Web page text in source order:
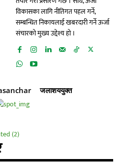
विकासका लागि नीतिगत पहल गर्ने,
सम्बन्धित निकायलाई खबरदारी गर्ने ऊर्जा
संचारको मुख्य उद्देश्य हो ।
जलाशययुक्त